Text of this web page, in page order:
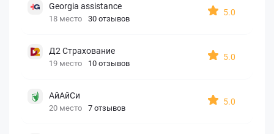
Georgia assistance
18 место 30 отзывов
5.0
Д2 Страхование
19 место 10 отзывов
5.0
АйАйСи
20 место 7 отзывов
5.0